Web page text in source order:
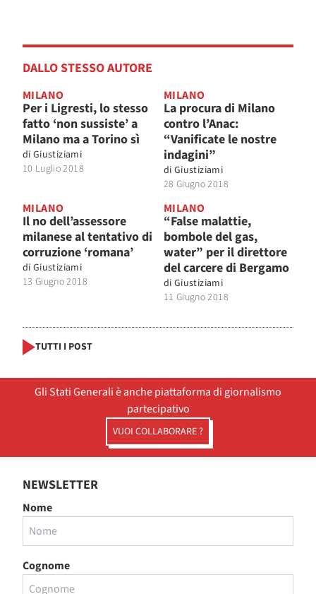
DALLO STESSO AUTORE
MILANO
Per i Ligresti, lo stesso
fatto ‘non sussiste’ a
Milano ma a Torino sì
di Giustiziami
10 Luglio 2018
MILANO
La procura di Milano
contro l’Anac:
“Vanificate le nostre
indagini”
di Giustiziami
28 Giugno 2018
MILANO
Il no dell’assessore
milanese al tentativo di
corruzione ‘romana’
di Giustiziami
13 Giugno 2018
MILANO
“False malattie,
bombole del gas,
water” per il direttore
del carcere di Bergamo
di Giustiziami
11 Giugno 2018
TUTTI I POST
Gli Stati Generali è anche piattaforma di giornalismo
partecipativo
VUOI COLLABORARE ?
NEWSLETTER
Nome
Cognome